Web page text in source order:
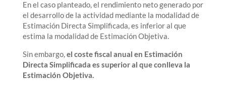
En el caso planteado, el rendimiento neto generado por
el desarrollo de la actividad mediante la modalidad de
Estimación Directa Simplificada, es inferior al que
estima la modalidad de Estimación Objetiva.
Sin embargo,el coste fiscal anual en Estimación
Directa Simplificada es superior al que conlleva la
Estimación Objetiva.